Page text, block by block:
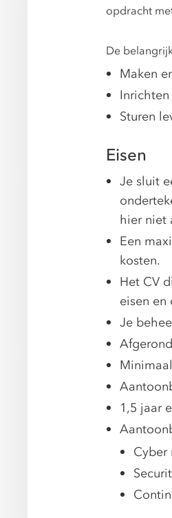
opdracht
De
Maken
Sturen
Eisen
Je sluit
hier niet
Een
kosten.
Het CV
eisen
Je
1,5 jaar
Cyber